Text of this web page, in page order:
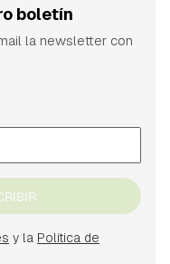
boletín
la newsletter con
y la Política de